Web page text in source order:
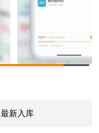
最新入库